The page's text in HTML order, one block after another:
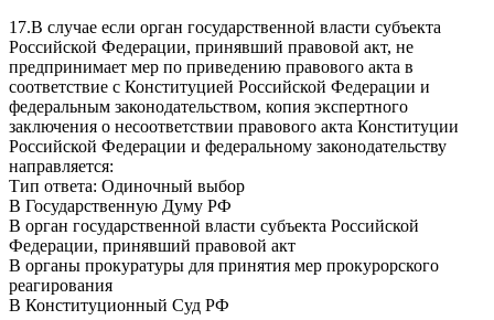
17.В случае если орган государственной власти субъекта
Российской Федерации, принявший правовой акт, не
предпринимает мер по приведению правового акта в
соответствие с Конституцией Российской Федерации и
федеральным законодательством, копия экспертного
заключения о несоответствии правового акта Конституции
Российской Федерации и федеральному законодательству
направляется:
Тип ответа: Одиночный выбор
В Государственную Думу РФ
В орган государственной власти субъекта Российской
Федерации, принявший правовой акт
В органы прокуратуры для принятия мер прокурорского
реагирования
В Конституционный Суд РФ